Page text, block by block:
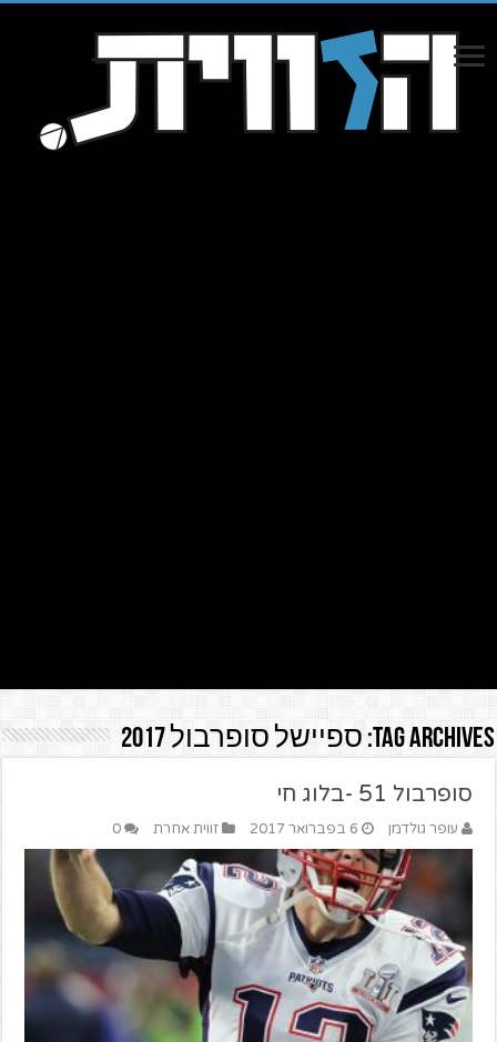
Tag Archives: ספיישל סופרבול 2017
סופרבול 51 -בלוג חי
עופר גולדמן 6 בפברואר 2017 זווית אחרת 0